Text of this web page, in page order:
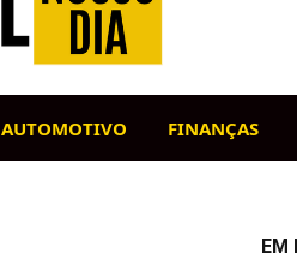
AUTOMOTIVO FINANÇAS
EM